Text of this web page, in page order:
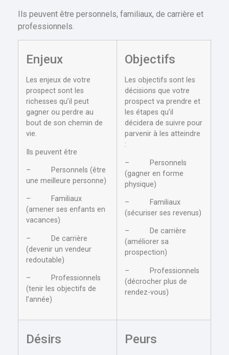
Ils peuvent être personnels, familiaux, de carrière et
professionnels.
Enjeux
Les enjeux de votre
prospect sont les
richesses qu’il peut
gagner ou perdre au
bout de son chemin de
vie.
Ils peuvent être
– Personnels (être
une meilleure personne)
– Familiaux
(amener ses enfants en
vacances)
– De carrière
(devenir un vendeur
redoutable)
– Professionnels
(tenir les objectifs de
l’année)
Objectifs
Les objectifs sont les
décisions que votre
prospect va prendre et
les étapes qu’il
décidera de suivre pour
parvenir à les atteindre
:
– Personnels
(gagner en forme
physique)
– Familiaux
(sécuriser ses revenus)
– De carrière
(améliorer sa
prospection)
– Professionnels
(décrocher plus de
rendez-vous)
Désirs Peurs